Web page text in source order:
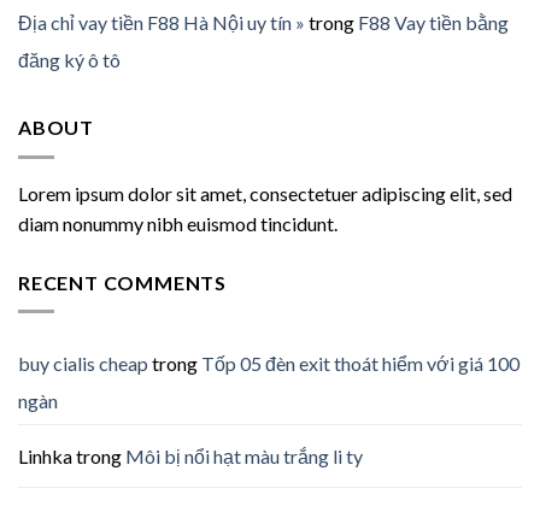
Địa chỉ vay tiền F88 Hà Nội uy tín » trong F88 Vay tiền bằng
đăng ký ô tô
ABOUT
Lorem ipsum dolor sit amet, consectetuer adipiscing elit, sed
diam nonummy nibh euismod tincidunt.
RECENT COMMENTS
buy cialis cheap trong Tốp 05 đèn exit thoát hiểm với giá 100
ngàn
Linhkatrong Môi bị nổi hạt màu trắng li ty